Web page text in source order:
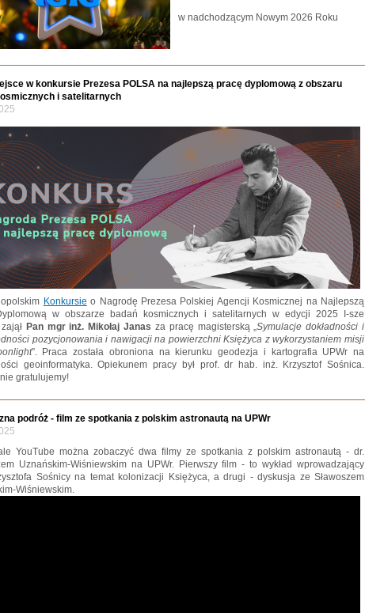
w nadchodzącym Nowym 2026 Roku
w konkursie Prezesa POLSA na najlepszą pracę dyplomową z obszaru
i satelitarnych
Konkursie o Nagrodę Prezesa Polskiej Agencji Kosmicznej na Najlepszą
w obszarze badań kosmicznych i satelitarnych w edycji 2025 I-sze
Pan mgr inż. Mikołaj Janas za pracę magisterską „Symulacje dokładności i
pozycjonowania i nawigacji na powierzchni Księżyca z wykorzystaniem misji
”. Praca została obroniona na kierunku geodezja i kartografia UPWr na
geoinformatyka. Opiekunem pracy był prof. dr hab. inż. Krzysztof Sośnica.
gratulujemy!
podróż - film ze spotkania z polskim astronautą na UPWr
YouTube można zobaczyć dwa filmy ze spotkania z polskim astronautą - dr.
Uznańskim-Wiśniewskim na UPWr. Pierwszy film - to wykład wprowadzający
Sośnicy na temat kolonizacji Księżyca, a drugi - dyskusja ze Sławoszem
Wiśniewskim.